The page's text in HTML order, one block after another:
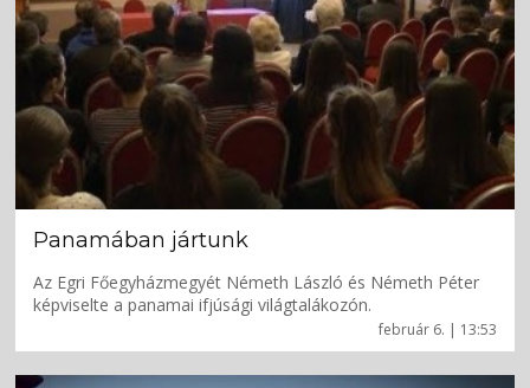
február 6. | 13:53
Panamában jártunk
Az Egri Főegyházmegyét Németh László és Németh Péter
képviselte a panamai ifjúsági világtalákozón.